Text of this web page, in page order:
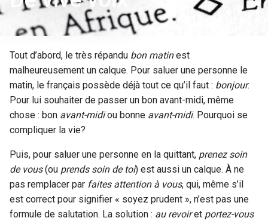
Tout d’abord, le très répandu bon matinest
malheureusement un calque. Pour saluer une personne le
matin, le français possède déjà tout ce qu’il faut : bonjour.
Pour lui souhaiter de passer un bon avant-midi, même
chose : bon avant-midiou bonne avant-midi. Pourquoi se
compliquer la vie?
Puis, pour saluer une personne en la quittant, prenez soin
de vous(ou prends soin de toi) est aussi un calque. À ne
pas remplacer par faites attention à vous, qui, même s’il
est correct pour signifier « soyez prudent », n’est pas une
formule de salutation. La solution : au revoiret portez-vous